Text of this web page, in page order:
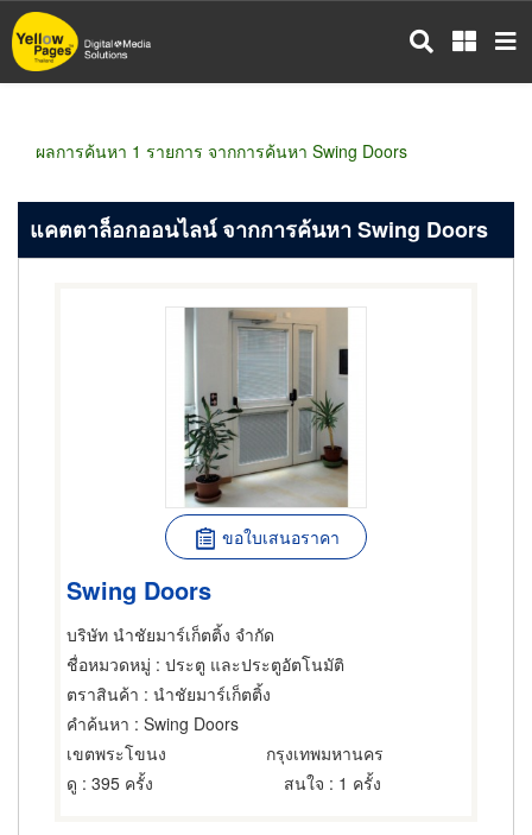
ข้าม
ไป
ผลการค้นหา 1 รายการ จากการค้นหา Swing Doors
แคตตาล็อกออนไลน์ จากการค้นหา Swing Doors
ขอใบเสนอราคา
Swing Doors
บริษัท นำชัยมาร์เก็ตติ้ง จำกัด
ชื่อหมวดหมู่ : ประตู และประตูอัตโนมัติ
ตราสินค้า : นำชัยมาร์เก็ตติ้ง
คำค้นหา : Swing Doors
เขตพระโขนง
กรุงเทพมหานคร
ดู : 395 ครั้ง สนใจ : 1 ครั้ง